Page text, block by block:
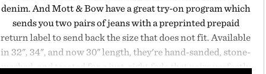
denim. And Mott & Bow have a great try-on program which
sends you two pairs of jeans with a preprinted prepaid
return label to send back the size that does not fit. Available
in 32", 34", and now 30" length, they're hand-sanded, stone-
washed, and treated for a just-right fade that pairs perfectly